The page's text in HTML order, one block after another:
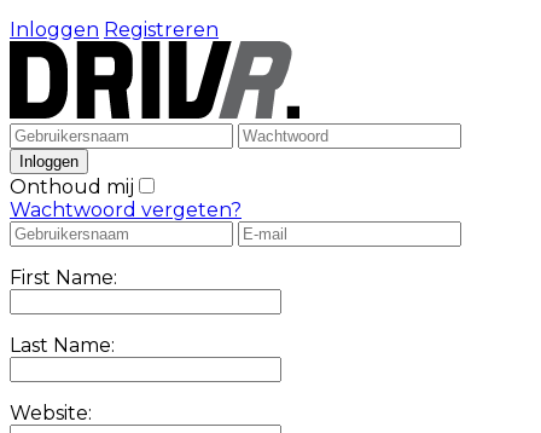
Inloggen Registreren
Onthoud mij
Wachtwoord vergeten?
First Name:
Last Name:
Website: